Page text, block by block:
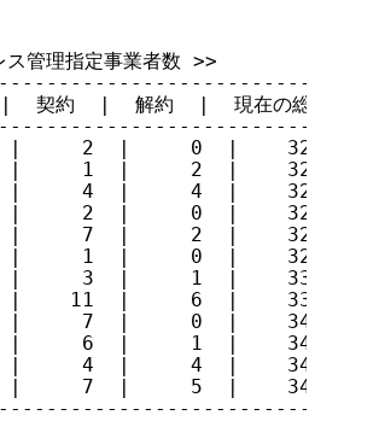
管理指定事業者数 >>
契約  |  解約  |  現在の総数
2  |     0  |    321
1  |     2  |    320
4  |     4  |    320
2  |     0  |    322
7  |     2  |    327
1  |     0  |    328
3  |     1  |    330
11  |     6  |    335
7  |     0  |    342
6  |     1  |    347
4  |     4  |    347
7  |     5  |    349